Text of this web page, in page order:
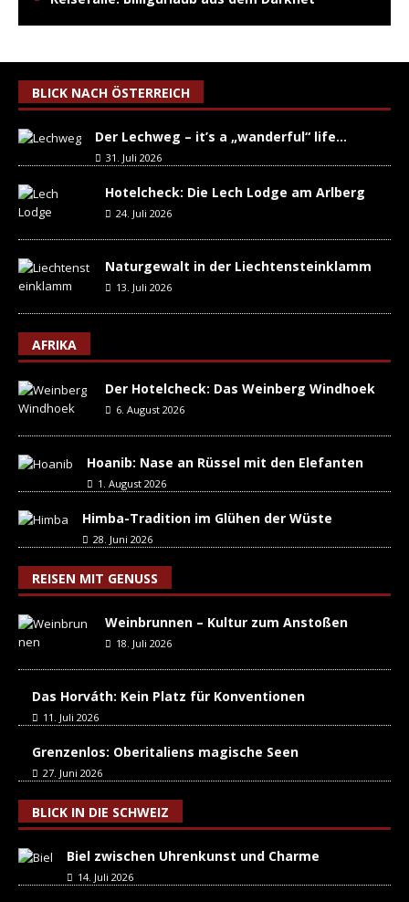
BLICK NACH ÖSTERREICH
Der Lechweg – it’s a „wanderful“ life…
31. Juli 2026
Hotelcheck: Die Lech Lodge am Arlberg
24. Juli 2026
Naturgewalt in der Liechtensteinklamm
13. Juli 2026
AFRIKA
Der Hotelcheck: Das Weinberg Windhoek
6. August 2026
Hoanib: Nase an Rüssel mit den Elefanten
1. August 2026
Himba-Tradition im Glühen der Wüste
28. Juni 2026
REISEN MIT GENUSS
Weinbrunnen – Kultur zum Anstoßen
18. Juli 2026
Das Horváth: Kein Platz für Konventionen
11. Juli 2026
Grenzenlos: Oberitaliens magische Seen
27. Juni 2026
BLICK IN DIE SCHWEIZ
Biel zwischen Uhrenkunst und Charme
14. Juli 2026